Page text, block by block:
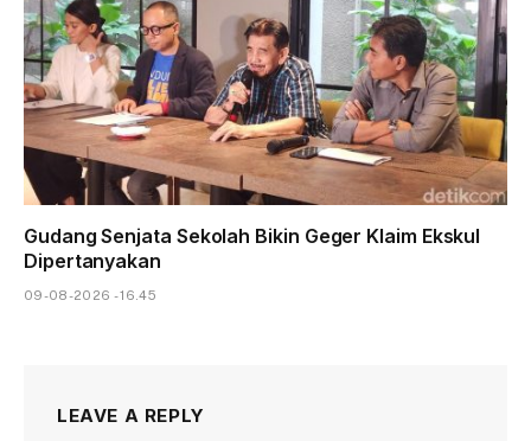
Gudang Senjata Sekolah Bikin Geger Klaim Ekskul
Dipertanyakan
09-08-2026 - 16.45
LEAVE A REPLY